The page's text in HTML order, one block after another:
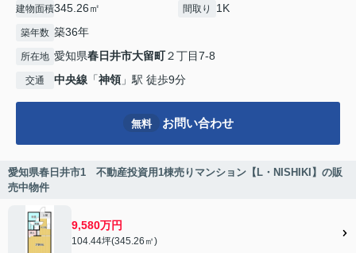
建物面積345.26㎡ 間取り 1K
築年数 築36年
所在地 愛知県春日井市大留町２丁目7-8
交通 中央線 「神領」駅 徒歩9分
無料 お問い合わせ
愛知県春日井市1 不動産投資用1棟売りマンション【L・NISHIKI】の販
売中物件
9,580万円
104.44坪(345.26㎡)